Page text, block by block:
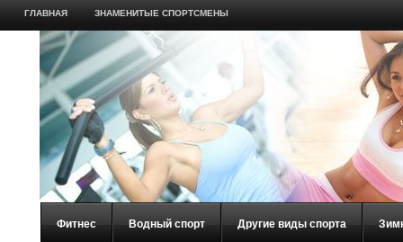
ГЛАВНАЯ ЗНАМЕНИТЫЕ СПОРТСМЕНЫ
Фитнес Водный спорт Другие виды спорта